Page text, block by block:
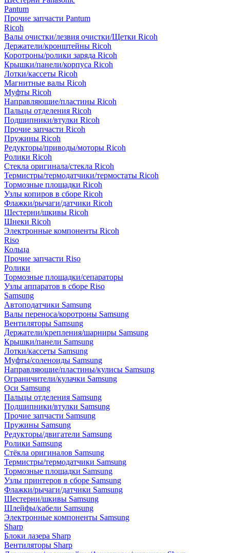
Pantum
Прочие запчасти Pantum
Ricoh
Валы очистки/лезвия очистки/Щетки Ricoh
Держатели/кронштейны Ricoh
Коротроны/ролики заряда Ricoh
Крышки/панели/корпуса Ricoh
Лотки/кассеты Ricoh
Магнитные валы Ricoh
Муфты Ricoh
Направляющие/пластины Ricoh
Пальцы отделения Ricoh
Подшипники/втулки Ricoh
Прочие запчасти Ricoh
Пружины Ricoh
Редукторы/приводы/моторы Ricoh
Ролики Ricoh
Стекла оригинала/стекла Ricoh
Термистры/термодатчики/термостаты Ricoh
Тормозные площадки Ricoh
Узлы копиров в сборе Ricoh
Флажки/рычаги/датчики Ricoh
Шестерни/шкивы Ricoh
Шнеки Ricoh
Электронные компоненты Ricoh
Riso
Кольца
Прочие запчасти Riso
Ролики
Тормозные площадки/сепараторы
Узлы аппаратов в сборе Riso
Samsung
Автоподатчики Samsung
Валы переноса/коротроны Samsung
Вентиляторы Samsung
Держатели/крепления/шарниры Samsung
Крышки/панели Samsung
Лотки/кассеты Samsung
Муфты/соленоиды Samsung
Направляющие/пластины/кулисы Samsung
Ограничители/кулачки Samsung
Оси Samsung
Пальцы отделения Samsung
Подшипники/втулки Samsung
Прочие запчасти Samsung
Пружины Samsung
Редукторы/двигатели Samsung
Ролики Samsung
Стёкла оригиналов Samsung
Термистры/термодатчики Samsung
Тормозные площадки Samsung
Узлы принтеров в сборе Samsung
Флажки/рычаги/датчики Samsung
Шестерни/шкивы Samsung
Шлейфы/кабели Samsung
Электронные компоненты Samsung
Sharp
Блоки лазера Sharp
Вентиляторы Sharp